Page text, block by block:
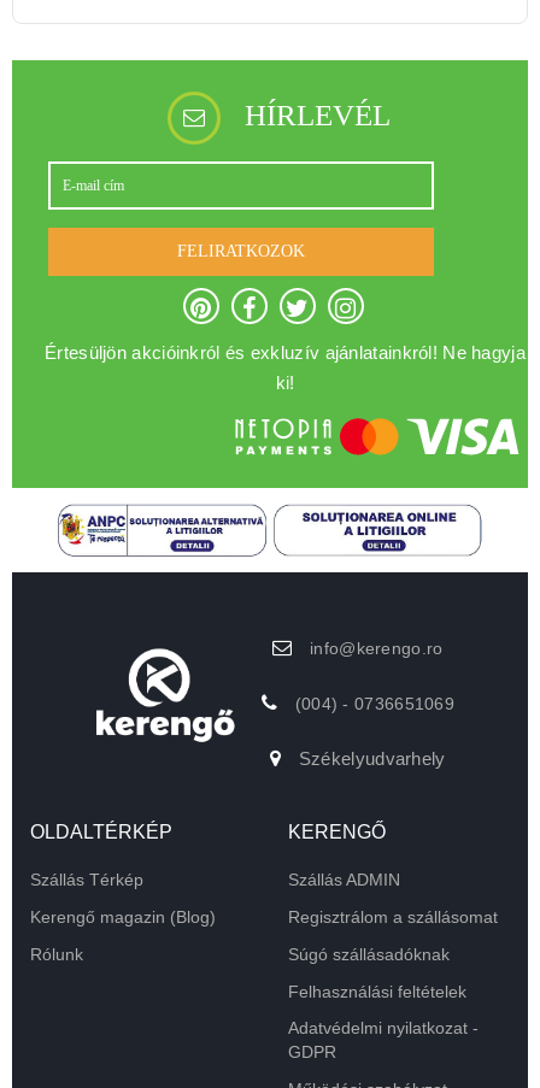
HÍRLEVÉL
FELIRATKOZOK
Értesüljön akcióinkról és exkluzív ajánlatainkról! Ne hagyja
ki!
info@kerengo.ro
(004) - 0736651069
Székelyudvarhely
OLDALTÉRKÉP
Szállás Térkép
Kerengő magazin (Blog)
Rólunk
KERENGŐ
Szállás ADMIN
Regisztrálom a szállásomat
Súgó szállásadóknak
Felhasználási feltételek
Adatvédelmi nyilatkozat -
GDPR